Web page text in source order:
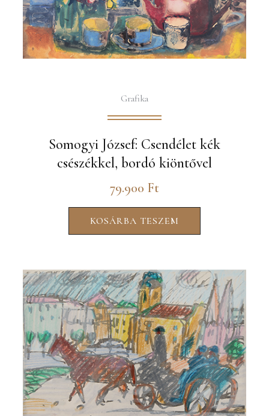
Grafika
Somogyi József: Csendélet kék
csészékkel, bordó kiöntővel
79.900 Ft
KOSÁRBA TESZEM